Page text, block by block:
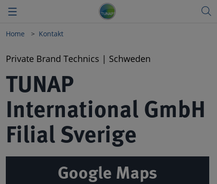
Zurück
Vision
Qualität
Meilensteine
Nachhaltigkeit
Forschung & Entwicklung
Zurück
TUNAP Automotive
TUNAP Industry
Private Brand
TUNAP SPORTS
Produkt-Highlights
Zurück
Deutsch
English
Home Kontakt
Private Brand Technics | Schweden
TUNAP
International GmbH
Filial Sverige
Google Maps